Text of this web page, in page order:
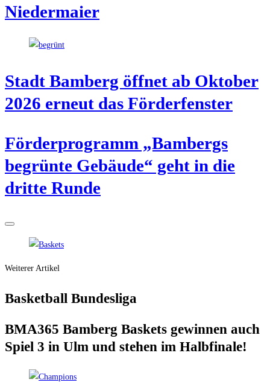
Niedermaier
Stadt Bam­berg öff­net ab Okto­ber
2026 erneut das Förderfenster
För­der­pro­gramm „Bam­bergs
begrün­te Gebäu­de“ geht in die
drit­te Runde
Weiterer Artikel
Bas­ket­ball Bundesliga
BMA365 Bam­berg Bas­kets gewin­nen auch
Spiel 3 in Ulm und ste­hen im Halbfinale!